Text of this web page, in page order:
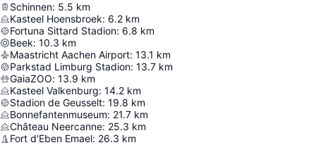
Schinnen: 5.5 km
Kasteel Hoensbroek: 6.2 km
Fortuna Sittard Stadion: 6.8 km
Beek: 10.3 km
Maastricht Aachen Airport: 13.1 km
Parkstad Limburg Stadion: 13.7 km
GaiaZOO: 13.9 km
Kasteel Valkenburg: 14.2 km
Stadion de Geusselt: 19.8 km
Bonnefantenmuseum: 21.7 km
Château Neercanne: 25.3 km
Fort d'Eben Emael: 26.3 km